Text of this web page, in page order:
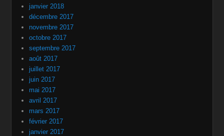
janvier 2018
décembre 2017
novembre 2017
octobre 2017
septembre 2017
août 2017
juillet 2017
juin 2017
mai 2017
avril 2017
mars 2017
février 2017
janvier 2017